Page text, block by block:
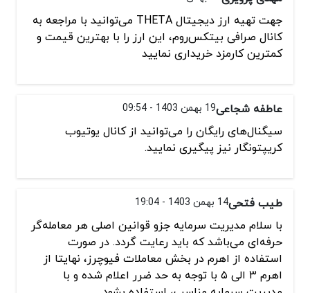
جهت تهیه ارز دیجیتال THETA می‌توانید با مراجعه به
کانال صرافی بیتکس‌روم، این ارز را با بهترین قیمت و
کمترین کارمزد خریداری نمایید
عاطفه شجاعی19 بهمن 1403 - 09:54
سیگنال‌های رایگان را می‌توانید از کانال یوتیوب
کریپتونگار نیز پیگیری نمایید.
طیب فتحی14 بهمن 1403 - 19:04
با سلام مدیریت سرمایه جزو قوانین اصلی هر معامله‌گر
حرفه‌ای می‌باشد که باید رعایت گردد. در صورت
استفاده از اهرم در بخش معاملات فیوچرز، نهایتا از
اهرم ۳ الی ۵ با توجه به حد ضرر اعلام شده و با